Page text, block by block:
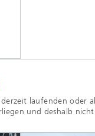
laufenden oder
und deshalb